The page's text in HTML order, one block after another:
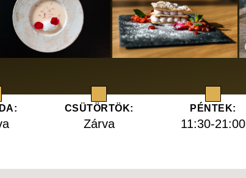
CSÜTÖRTÖK:
Zárva
PÉNTEK:
11:30-21:00